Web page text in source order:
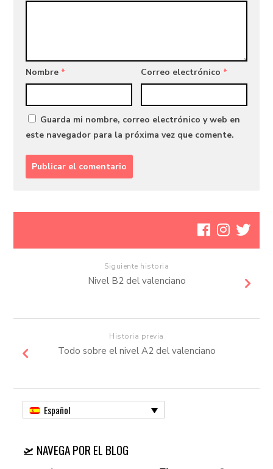
Nombre * Correo electrónico *
Guarda mi nombre, correo electrónico y web en
este navegador para la próxima vez que comente.
Siguiente historia
Nivel B2 del valenciano
Historia previa
Todo sobre el nivel A2 del valenciano
Español
🛫 NAVEGA POR EL BLOG